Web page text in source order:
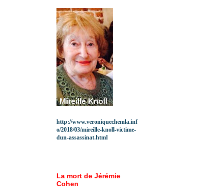
http://www.veroniquechemla.inf
o/2018/03/mireille-knoll-victime-
dun-assassinat.html
La mort de Jérémie
Cohen